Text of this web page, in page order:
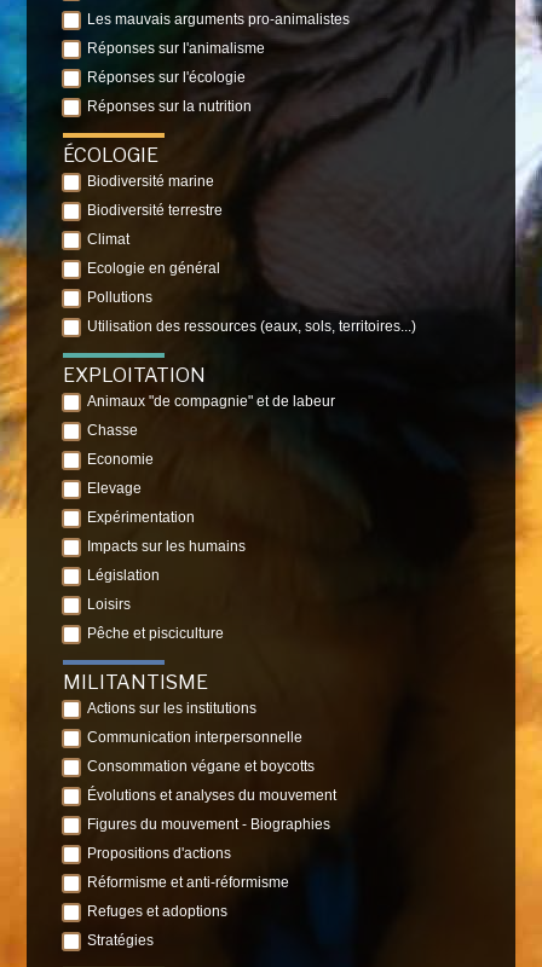
Les mauvais arguments pro-animalistes
Réponses sur l'animalisme
Réponses sur l'écologie
Réponses sur la nutrition
ÉCOLOGIE
Biodiversité marine
Biodiversité terrestre
Climat
Ecologie en général
Pollutions
Utilisation des ressources (eaux, sols, territoires...)
EXPLOITATION
Animaux "de compagnie" et de labeur
Chasse
Economie
Elevage
Expérimentation
Impacts sur les humains
Législation
Loisirs
Pêche et pisciculture
MILITANTISME
Actions sur les institutions
Communication interpersonnelle
Consommation végane et boycotts
Évolutions et analyses du mouvement
Figures du mouvement - Biographies
Propositions d'actions
Réformisme et anti-réformisme
Refuges et adoptions
Stratégies